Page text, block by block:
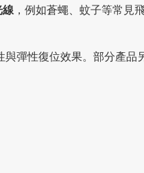
線 ，例如蒼蠅、蚊子等常見
與彈性復位效果。部分產品